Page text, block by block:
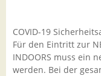
COVID-19
Für den Eintritt zur
INDOORS muss ein
werden. Bei der